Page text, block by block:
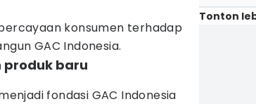
konsumen terhadap
GAC Indonesia.
produk baru
fondasi GAC Indonesia
Tonton